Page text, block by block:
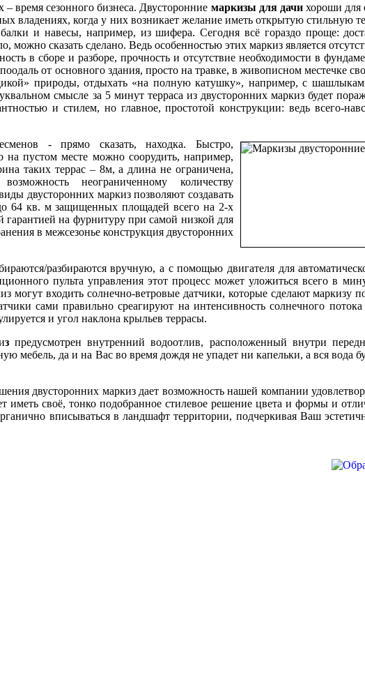
время сезонного бизнеса. Двусторонние маркизы для дачихороши для
владениях, когда у них возникает желание иметь открытую стильную
и навесы, например, из шифера. Сегодня всё гораздо проще:
можно сказать сделано. Ведь особенностью этих маркиз является
в сборе и разборе, прочность и отсутствие необходимости в
от основного здания, просто на травке, в живописном местечке
природы, отдыхать «на полную катушку», например, с
смысле за 5 минут терраса из двусторонних маркиз будет
и стилем, но главное, простотой конструкции: ведь всего-
- прямо сказать, находка. Быстро,
на пустом месте можно соорудить, например,
таких террас – 8м, а длина не ограничена,
неограниченному количеству
двусторонних маркиз позволяют создавать
64 кв. м защищенных площадей всего на 2-х
гарантией на фурнитуру при самой низкой для
в межсезонье конструкция двусторонних
разбираются вручную, а с помощью двигателя для
пульта управления этот процесс может уложиться всего в
могут входить солнечно-ветровые датчики, которые сделают маркизу
сами правильно среагируют на интенсивность солнечного
и угол наклона крыльев террасы.
зпредусмотрен внутренний водоотлив, расположенный внутри
мебель, да и на Вас во время дождя не упадет ни капельки, а вся вода
двусторонних маркиз дает возможность нашей компании
иметь своё, тонко подобранное стилевое решение цвета и формы и
вписываться в ландшафт территории, подчеркивая Ваш